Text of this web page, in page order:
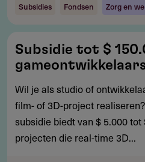
Subsidies Fondsen Zorg en
tot
$
150.000
voor
3D-
en
Subsidie tot $
Wil je als studio of
film- of 3D-project
subsidie biedt van $ 5.000
projecten die real-time 3D...